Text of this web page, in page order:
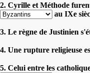
2. Cyrille et Méthode
au IXe
3. Le règne de Justinien
4. Une rupture religieuse
5. Celui entre les